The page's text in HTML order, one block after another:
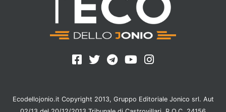
Ecodellojonio.it Copyright 2013, Gruppo Editoriale Jonico srl. Aut